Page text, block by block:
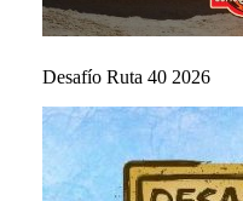
Desafío Ruta 40 2026